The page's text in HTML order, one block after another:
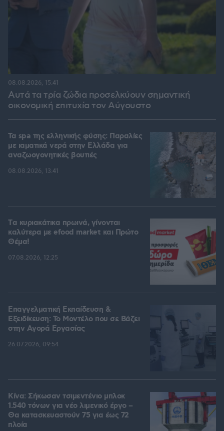
Αυτά τα τρία ζώδια προσελκύουν σημαντική
οικονομική επιτυχία τον Αύγουστο
08.08.2026, 15:41
Τα spa της ελληνικής φύσης: Παραλίες
με ιαματικά νερά στην Ελλάδα για
αναζωογονητικές βουτιές
08.08.2026, 13:41
Tα κυριακάτικα πρωινά, γίνονται
καλύτερα με efood market και Πρώτο
Θέμα!
07.08.2026, 12:25
Επαγγελματική Εκπαίδευση &
Εξειδίκευση: Το Mοντέλο που σε Bάζει
στην Aγορά Eργασίας
26.07.2026, 09:54
Κίνα: Σήκωσαν τσιμεντένιο μπλοκ
1.540 τόνων για νέο λιμενικό έργο –
Θα κατασκευαστούν 75 για έως 72
πλοία